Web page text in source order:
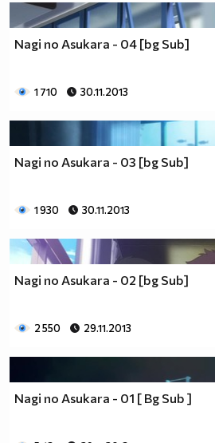
Nagi no Asukara - 04 [bg Sub]
1 710 30.11.2013
Nagi no Asukara - 03 [bg Sub]
1 930 30.11.2013
Nagi no Asukara - 02 [bg Sub]
2 550 29.11.2013
Nagi no Asukara - 01 [ Bg Sub ]